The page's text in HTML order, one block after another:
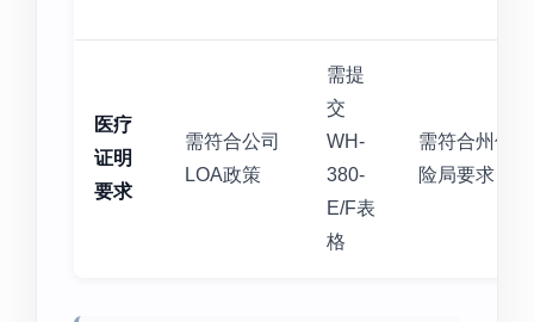
医疗
证明
要求
需符合公司
LOA政策
需提
交
WH-
380-
E/F表
格
需符合州保
险局要求